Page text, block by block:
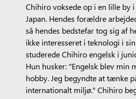
Chihiro voksede op i en lille by
Japan. Hendes forældre
så hendes bedstefar tog sig af
ikke interesseret i teknologi i
studerede Chihiro engelsk i
Hun husker: "Engelsk blev min
hobby. Jeg begyndte at tænke
internationalt miljø." Chihiro